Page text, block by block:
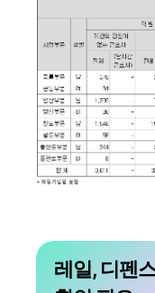
레일, 디펜